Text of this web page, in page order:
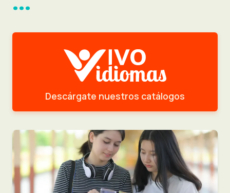
Descárgate nuestros catálogos